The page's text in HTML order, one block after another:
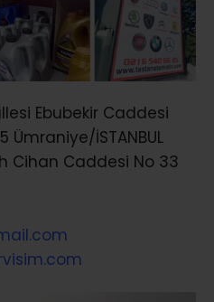
Ebubekir Caddesi
Ümraniye/İSTANBUL
Cihan Caddesi No 33